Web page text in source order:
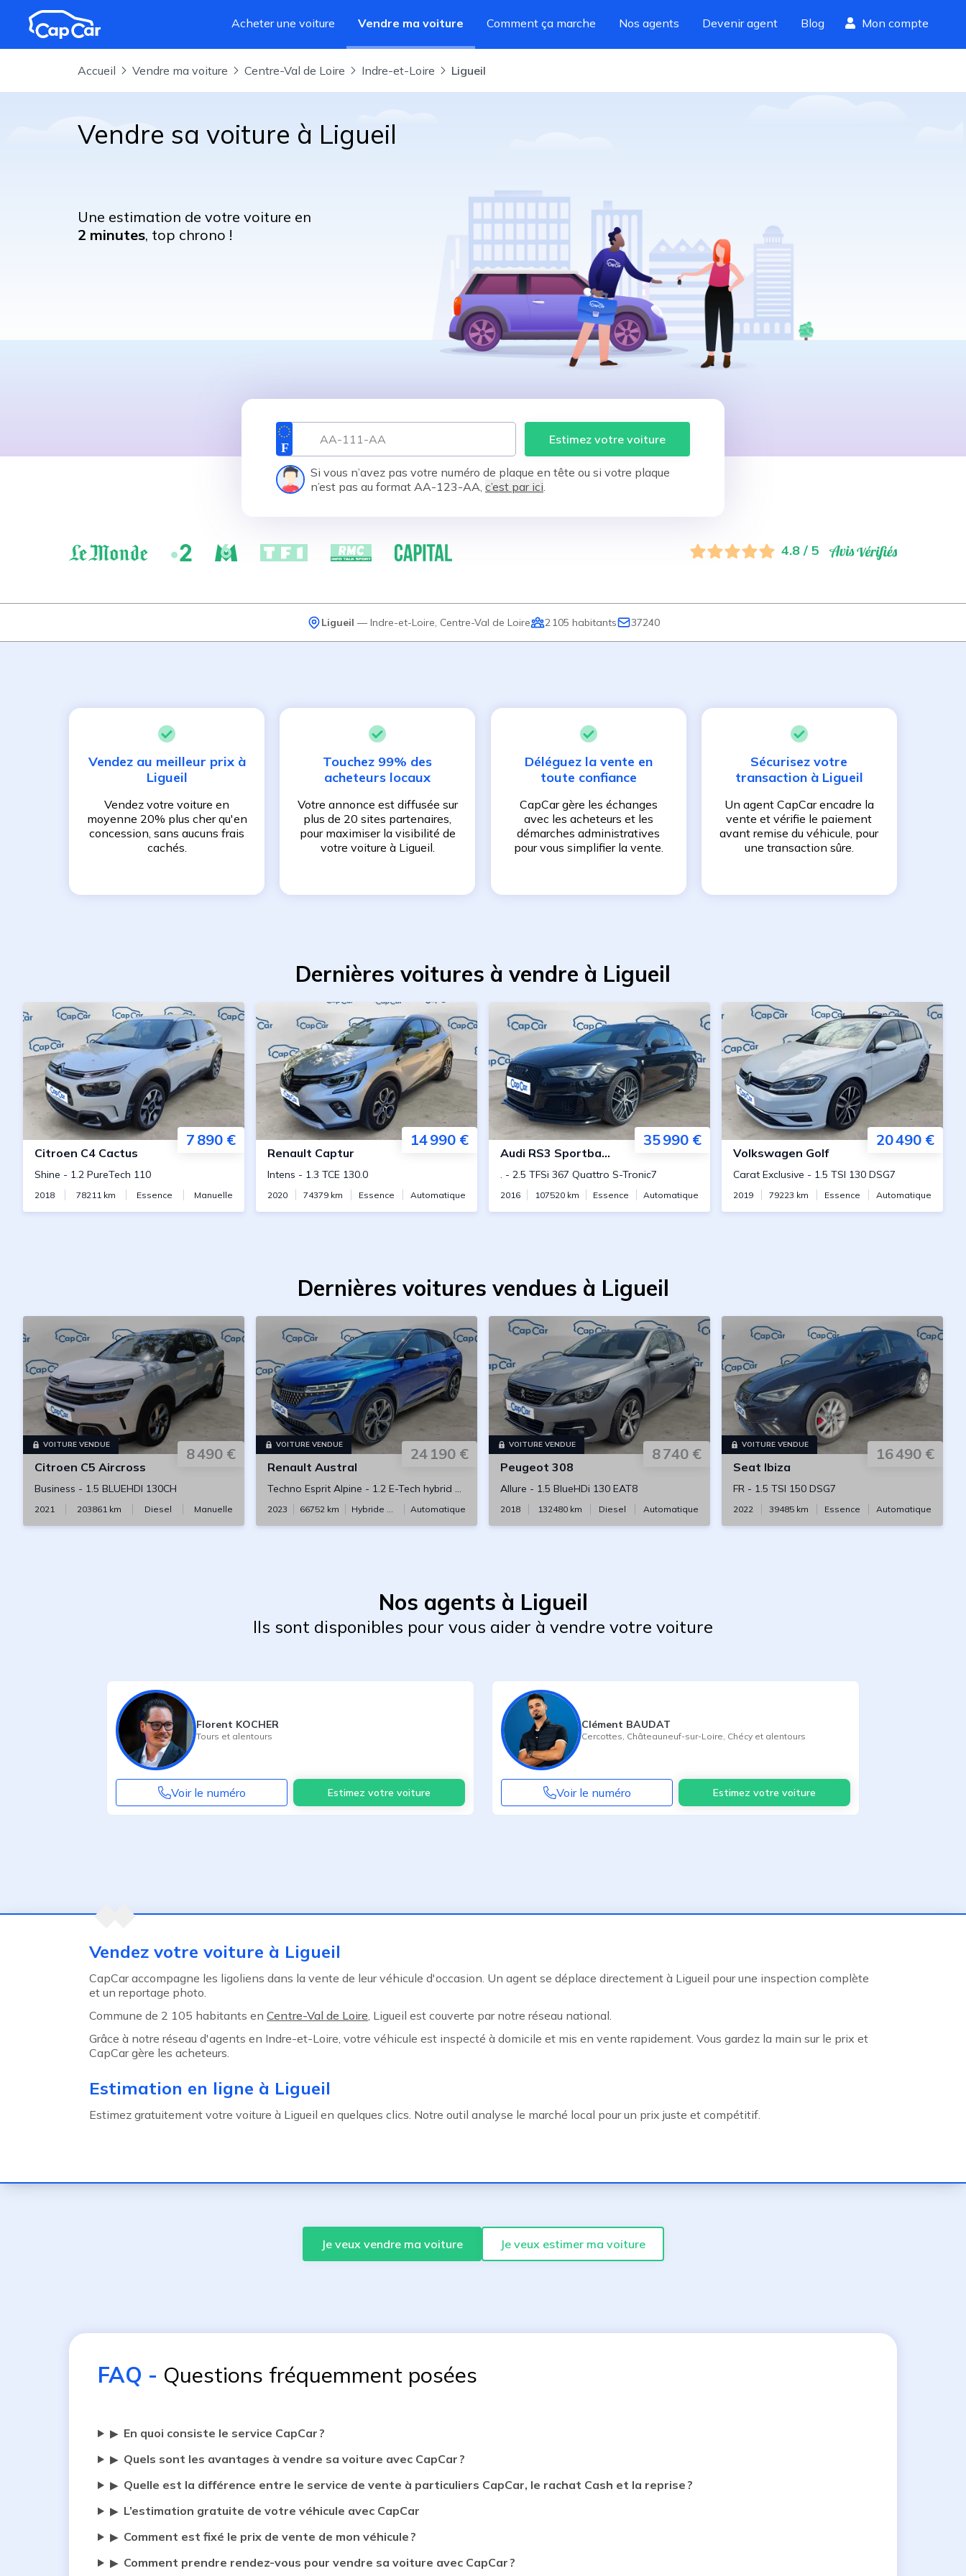
Aller au contenu principal
Acheter une voiture
Vendre ma voiture Comment ça marche Nos agents Devenir agent Blog Mon compte
Accueil Vendre ma voiture Centre-Val de Loire Indre-et-Loire Ligueil
Vendre sa voiture à Ligueil
Une estimation de votre voiture en
2 minutes, top chrono !
Estimez votre voiture
Si vous n’avez pas votre numéro de plaque en tête ou si votre plaque
n’est pas au format AA-123-AA, c’est par ici.
4.8 / 5
Ligueil — Indre-et-Loire Centre-Val de Loire 2 105 habitants 37240
Vendez au meilleur prix à
Ligueil
Vendez votre voiture en
moyenne 20% plus cher qu'en
concession, sans aucuns frais
cachés.
Touchez 99% des
acheteurs locaux
Votre annonce est diffusée sur
plus de 20 sites partenaires,
pour maximiser la visibilité de
votre voiture à Ligueil.
Déléguez la vente en
toute confiance
CapCar gère les échanges
avec les acheteurs et les
démarches administratives
pour vous simplifier la vente.
Sécurisez votre
transaction à Ligueil
Un agent CapCar encadre la
vente et vérifie le paiement
avant remise du véhicule, pour
une transaction sûre.
Dernières voitures à vendre à Ligueil
7 890 €
Citroen C4 Cactus
Shine - 1.2 PureTech 110
2018 78211km Essence Manuelle
14 990 €
Renault Captur
Intens - 1.3 TCE 130.0
2020 74379 km Essence Automatique
35 990 €
Audi RS3 Sportback
. - 2.5 TFSi 367 Quattro S-Tronic7
2016 107520km Essence Automatique
20 490 €
Volkswagen Golf
Carat Exclusive - 1.5 TSI 130 DSG7
2019 79223 km Essence Automatique
Dernières voitures vendues à Ligueil
VOITURE VENDUE
8 490 €
Citroen C5 Aircross
Business - 1.5 BLUEHDI 130CH
2021 203861 km Diesel Manuelle
VOITURE VENDUE
24 190 €
Renault Austral
Techno Esprit Alpine - 1.2 E-Tech hybrid 200 Xtronic
2023 66752 km Hybride essence Automatique
VOITURE VENDUE
8 740 €
Peugeot 308
Allure - 1.5 BlueHDi 130 EAT8
2018 132480km Diesel Automatique
VOITURE VENDUE
16 490 €
Seat Ibiza
FR - 1.5 TSI 150 DSG7
2022 39485 km Essence Automatique
Nos agents à Ligueil
Ils sont disponibles pour vous aider à vendre votre voiture
Florent KOCHER
Tours et alentours
Voir le numéro Estimez votre voiture
Clément BAUDAT
Cercottes Châteauneuf-sur-Loire Chécy et alentours
Voir le numéro Estimez votre voiture
Agent précédentVendez votre voiture à Ligueil
CapCar accompagne les ligoliens dans la vente de leur véhicule d'occasion. Un agent se déplace directement à Ligueil pour une inspection complète
et un reportage photo.
Commune de 2 105 habitants en Centre-Val de Loire, Ligueil est couverte par notre réseau national.
Grâce à notre réseau d'agents en Indre-et-Loire, votre véhicule est inspecté à domicile et mis en vente rapidement. Vous gardez la main sur le prix et
CapCar gère les acheteurs.
Estimation en ligne à Ligueil
Estimez gratuitement votre voiture à Ligueil en quelques clics. Notre outil analyse le marché local pour un prix juste et compétitif.
Je veux vendre ma voiture Je veux estimer ma voiture
FAQ - Questions fréquemment posées
▶ En quoi consiste le service CapCar ?
▶ Quels sont les avantages à vendre sa voiture avec CapCar ?
▶ Quelle est la différence entre le service de vente à particuliers CapCar, le rachat Cash et la reprise ?
▶ L’estimation gratuite de votre véhicule avec CapCar
▶ Comment est fixé le prix de vente de mon véhicule ?
▶ Comment prendre rendez-vous pour vendre sa voiture avec CapCar ?